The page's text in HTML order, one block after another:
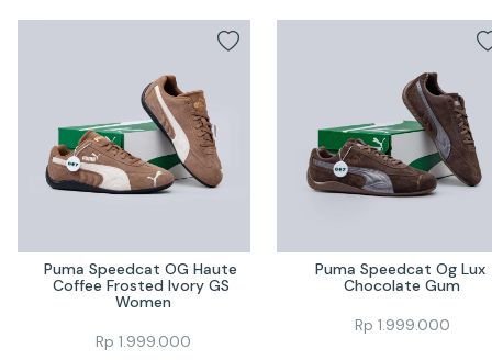
Puma Speedcat OG Haute
Coffee Frosted Ivory GS
Women
Rp 1.999.000
Puma Speedcat Og Lux
Chocolate Gum
Rp 1.999.000